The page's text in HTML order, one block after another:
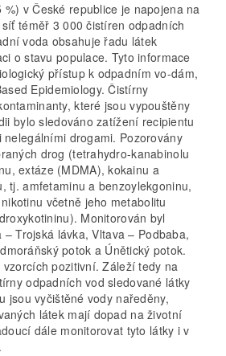
v České republice je napojena na
téměř 3 000 čistíren odpadních
voda obsahuje řadu látek
o stavu populace. Tyto informace
přístup k odpadním vo-dám,
Epidemiology. Čistírny
které jsou vypouštěny
bylo sledováno zatížení recipientu
drogami. Pozorovány
drog (tetrahydro-kanabinolu
extáze (MDMA), kokainu a
tj. amfetaminu a benzoylekgoninu,
včetně jeho metabolitu
Monitorován byl
Trojská lávka, Vltava – Podbaba,
potok a Únětický potok.
vzorcích pozitivní. Záleží tedy na
odpadních vod sledované látky
jsou vyčištěné vody naředěny,
látek mají dopad na životní
dále monitorovat tyto látky i v